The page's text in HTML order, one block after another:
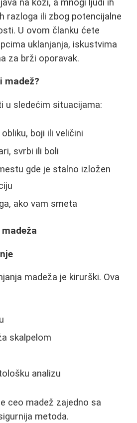
na koži, a mnogi ljudi ih
razloga ili zbog potencijalne
U ovom članku ćete
uklanjanja, iskustvima
za brži oporavak.
madež?
u sledećim situacijama:
boji ili veličini
svrbi ili boli
gde je stalno izložen
ako vam smeta
madeža je kirurški. Ova
skalpelom
analizu
ceo madež zajedno sa
metoda.